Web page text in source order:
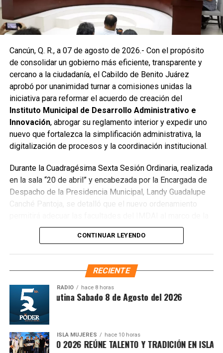
reconocido por la comunidad como una respuesta
oportuna del gobierno municipal.
se reconstruyó la losa de bóveda y se instaló una nueva
rejilla en un pozo dañado por el tránsito de vehículos
pesados. De manera simultánea, se recuperó un espacio
público utilizado como basurero clandestino, del cual se
han retirado aproximadamente 150 toneladas de
escombros, cacharros y desechos vegetales. Se estima
que el saneamiento concluirá en dos días.
Finalmente, las Unidades Verdes de SIRESOL Cancún
convertirse en punto de disposición ilegal de basura. El
Ayuntamiento exhortó a la ciudadanía a reportar estas
prácticas y sumarse al esfuerzo colectivo para mantener
un Cancún limpio y con prosperidad compartida.
Fuente: 5to Poder Agencia de Noticias
Cancún, Q. R., a 07 de agosto de 2026.- Con el propósito
de consolidar un gobierno más eficiente, transparente y
cercano a la ciudadanía, el Cabildo de Benito Juárez
aprobó por unanimidad turnar a comisiones unidas la
iniciativa para reformar el acuerdo de creación del
Instituto Municipal de Desarrollo Administrativo e
Innovación, abrogar su reglamento interior y expedir uno
nuevo que fortalezca la simplificación administrativa, la
digitalización de procesos y la coordinación institucional.
Durante la Cuadragésima Sexta Sesión Ordinaria, realizada
en la sala “20 de abril” y encabezada por la Encargada de
Despacho de la Presidencia Municipal, Landy Guadalupe
Canché Pantoja, se detalló que el nuevo ordenamiento
Ley Nacional para Eliminar Trámites Burocráticos
mediante la instauración de la Autoridad Municipal de
Simplificación y Digitalización. Con ello, se busca agilizar
trámites, reducir cargas administrativas y mejorar la
CONTINUAR LEYENDO
RECIENTE
RADIO hace 8 horas
Síntesis Matutina Sabado 8 de Agosto del 2026
ISLA MUJERES hace 10 horas
ISLEÑO 2026 REÚNE TALENTO Y TRADICIÓN EN ISLA